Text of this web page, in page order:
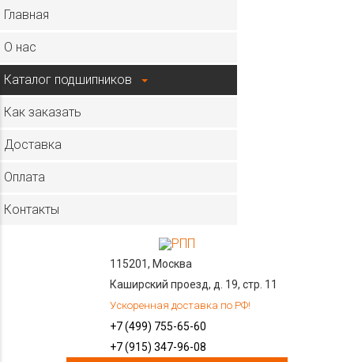
Главная
О нас
Каталог подшипников
Как заказать
Доставка
Оплата
Контакты
115201, Москва
Каширский проезд, д. 19, стр. 11
Ускоренная доставка по РФ!
+7 (499) 755-65-60
+7 (915) 347-96-08